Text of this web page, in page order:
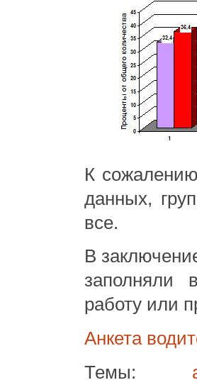
К
данных,
все.
В
заполняли
работу или
Анкета
Темы: